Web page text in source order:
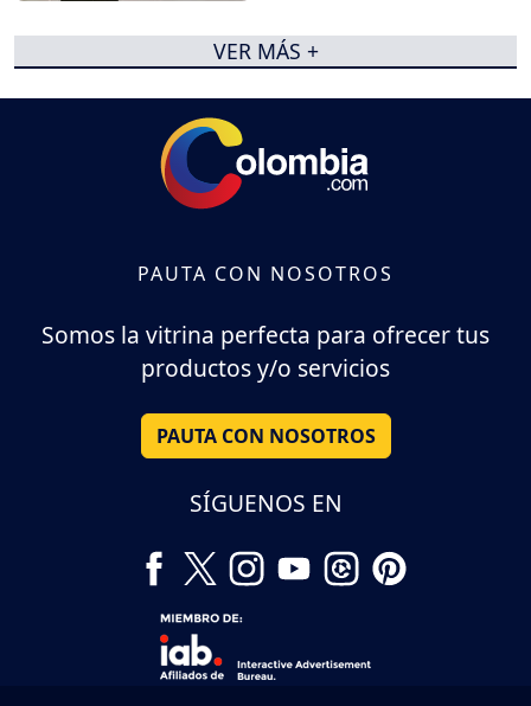
VER MÁS +
PAUTA CON NOSOTROS
Somos la vitrina perfecta para ofrecer tus
productos y/o servicios
PAUTA CON NOSOTROS
SÍGUENOS EN